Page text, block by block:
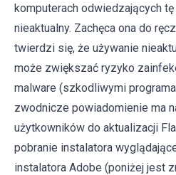
komputerach odwiedzających
nieaktualny. Zachęca ona do
twierdzi się, że używanie
może zwiększać ryzyko
malware (szkodliwymi
zwodnicze powiadomienie ma
użytkowników do aktualizacji
pobranie instalatora
instalatora Adobe (poniżej jest